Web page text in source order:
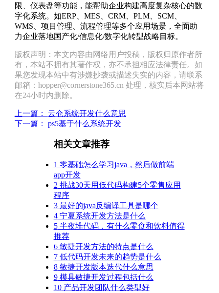
限、仪表盘等功能，能帮助企业构建高度复杂核心的数
字化系统。如ERP、MES、CRM、PLM、SCM、
WMS、项目管理、流程管理等多个应用场景，全面助
力企业落地国产化/信息化/数字化转型战略目标。
版权声明：本文内容由网络用户投稿，版权归原作者所
有，本站不拥有其著作权，亦不承担相应法律责任。如
果您发现本站中有涉嫌抄袭或描述失实的内容，请联系
邮箱：hopper@cornerstone365.cn 处理，核实后本网站将
在24小时内删除。
上一篇： 云仓系统开发什么意思
下一篇： ps5基于什么系统开发
相关文章推荐
1 零基础怎么学习java，然后做前端
app开发
2 挑战30天用低代码构建5个零售应用
程序
3最好的java反编译工具是哪个
4宁夏系统开发方法是什么
5半夜堆代码，有什么零食和饮料值得
推荐
6敏捷开发方法的特点是什么
7低代码开发未来的趋势是什么
8敏捷开发版本迭代什么意思
9模具敏捷开发过程包括什么
10产品开发团队什么类型好